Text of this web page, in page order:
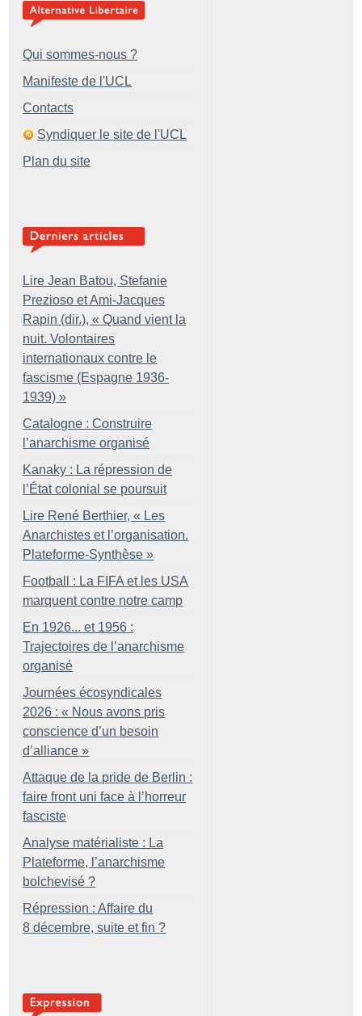
Qui sommes-nous ?
Manifeste de l'UCL
Contacts
Syndiquer le site de l'UCL
Plan du site
Lire Jean Batou, Stefanie
Prezioso et Ami-Jacques
Rapin (dir.), « Quand vient la
nuit. Volontaires
internationaux contre le
fascisme (Espagne 1936-
1939) »
Catalogne : Construire
l’anarchisme organisé
Kanaky : La répression de
l’État colonial se poursuit
Lire René Berthier, « Les
Anarchistes et l’organisation.
Plateforme-Synthèse »
Football : La FIFA et les USA
marquent contre notre camp
En 1926... et 1956 :
Trajectoires de l’anarchisme
organisé
Journées écosyndicales
2026 : « Nous avons pris
conscience d’un besoin
d’alliance »
Attaque de la pride de Berlin :
faire front uni face à l’horreur
fasciste
Analyse matérialiste : La
Plateforme, l’anarchisme
bolchevisé ?
Répression : Affaire du
8 décembre, suite et fin ?